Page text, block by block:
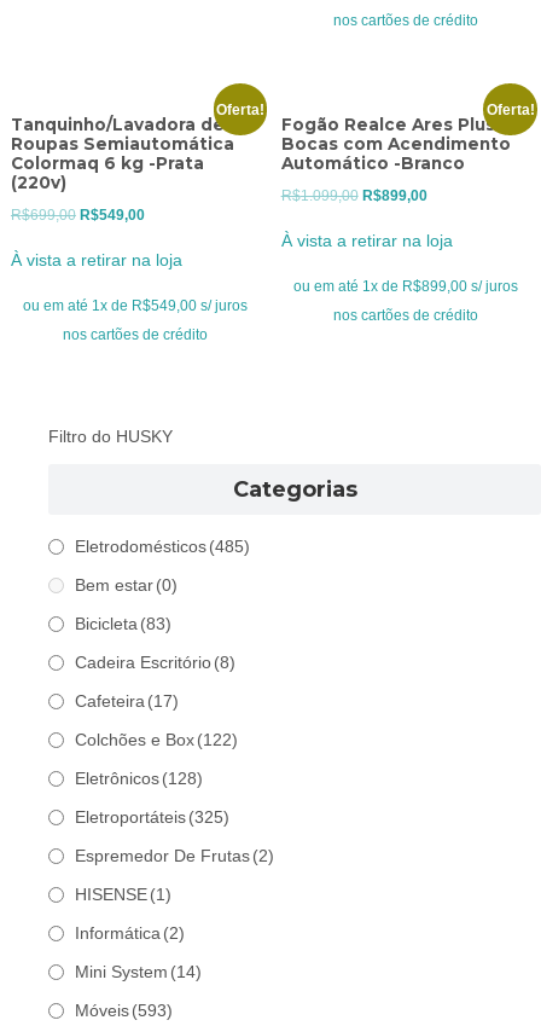
R$1.599,00.R$1.199,00.
nos cartões de crédito
Oferta!
Tanquinho/Lavadora de
Roupas Semiautomática
Colormaq 6 kg -Prata
(220v)
R$699,00 O
era:
R$699,00.
R$549,00O
atual
é:
R$549,00.
À vista a retirar na loja
ou em até 1x de R$549,00 s/ juros
nos cartões de crédito
Oferta!
Fogão Realce Ares Plus 4
Bocas com Acendimento
Automático -Branco
R$1.099,00 O
era:
R$1.099,00.
R$899,00O
atual
é:
R$899,00.
À vista a retirar na loja
ou em até 1x de R$899,00 s/ juros
nos cartões de crédito
Filtro do HUSKY
Categorias
Eletrodomésticos (485)
Bem estar (0)
Bicicleta (83)
Cadeira Escritório (8)
Cafeteira (17)
Colchões e Box (122)
Eletrônicos (128)
Eletroportáteis (325)
Espremedor De Frutas (2)
HISENSE (1)
Informática (2)
Mini System (14)
Móveis (593)